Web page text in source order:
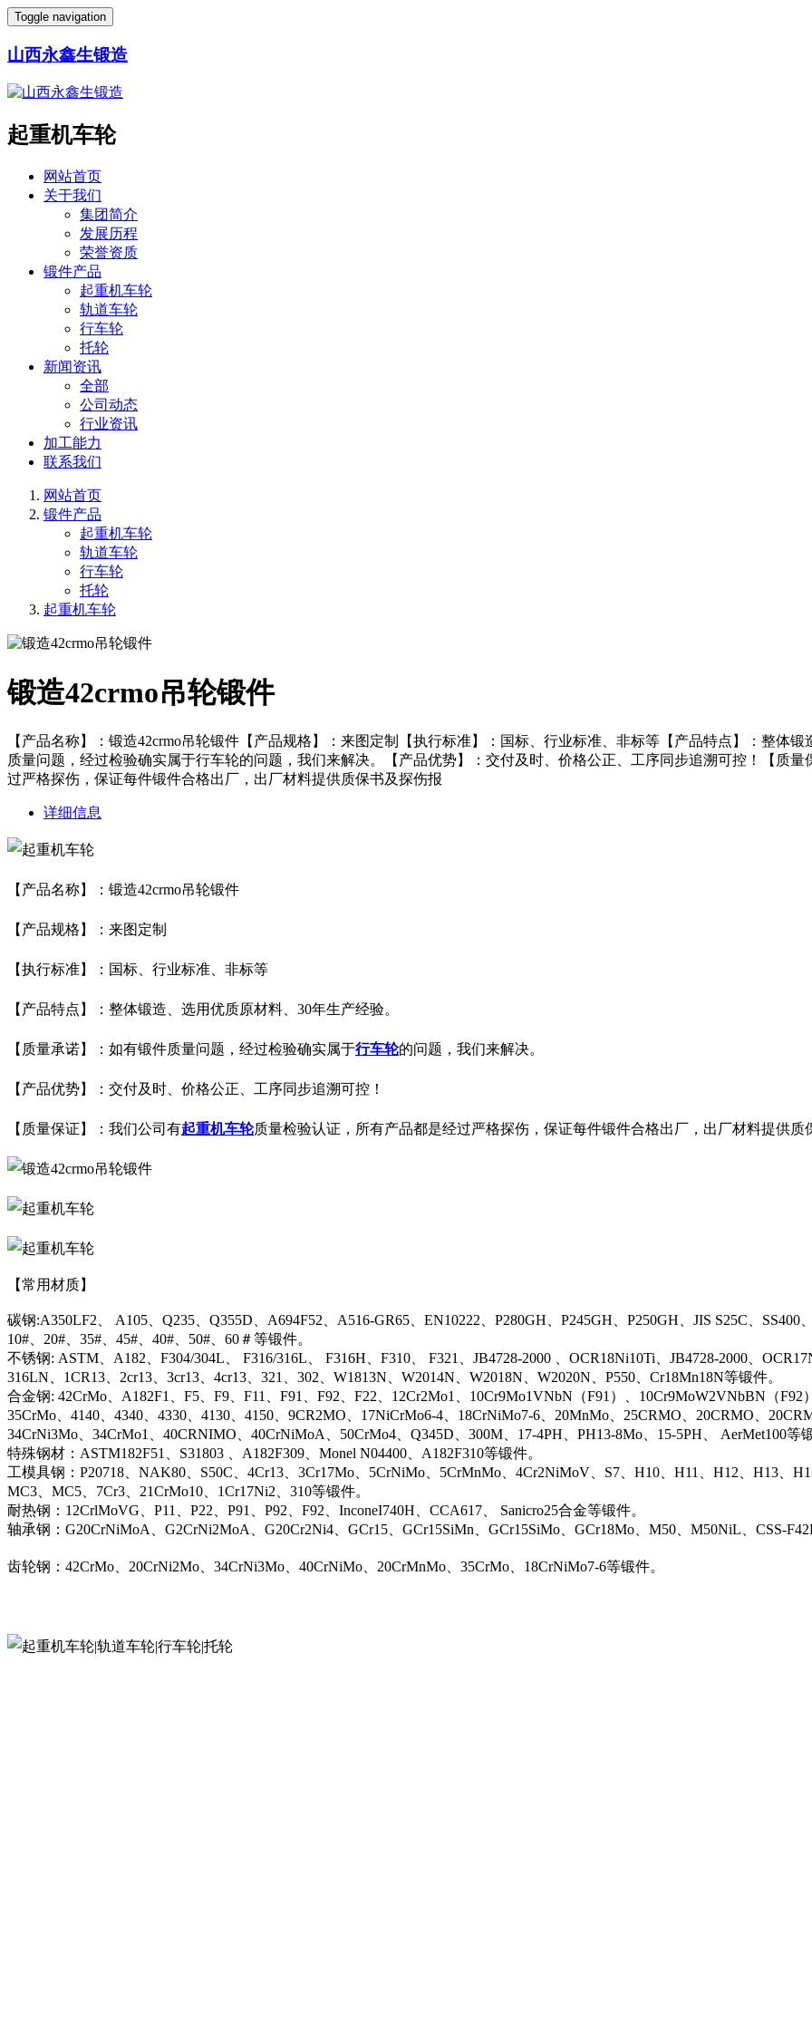
Toggle navigation
山西永鑫生锻造
起重机车轮
网站首页
关于我们
集团简介
发展历程
荣誉资质
锻件产品
起重机车轮
轨道车轮
行车轮
托轮
新闻资讯
全部
公司动态
行业资讯
加工能力
联系我们
网站首页
锻件产品
起重机车轮
轨道车轮
行车轮
托轮
起重机车轮
锻造42crmo吊轮锻件
【产品名称】：锻造42crmo吊轮锻件【产品规格】：来图定制【执行标准】：国标、行业标准、非标等【产品特点】：整体
质量问题，经过检验确实属于行车轮的问题，我们来解决。【产品优势】：交付及时、价格公正、工序同步追溯可控！【质
过严格探伤，保证每件锻件合格出厂，出厂材料提供质保书及探伤报
详细信息
【产品名称】： 锻造42crmo吊轮锻件
【产品规格】：来图定制
【执行标准】：国标、行业标准、非标等
【产品特点】：整体锻造、选用优质原材料、30年生产经验。
【质量承诺】：如有锻件质量问题，经过检验确实属于行车轮的问题，我们来解决。
【产品优势】：交付及时、价格公正、工序同步追溯可控！
【质量保证】：我们公司有起重机车轮质量检验认证，所有产品都是经过严格探伤，保证每件锻件合格出厂，出厂材料提供质
【常用材质】
碳钢:A350LF2、 A105、Q235、Q355D、A694F52、A516-GR65、EN10222、P280GH、P245GH、P250GH、JIS S25C、SS400
10#、20#、35#、45#、40#、50#、60＃等锻件。
不锈钢: ASTM、A182、F304/304L、 F316/316L、 F316H、F310、 F321、JB4728-2000 、OCR18Ni10Ti、JB4728-2000、
316LN、1CR13、2cr13、3cr13、4cr13、321、302、W1813N、W2014N、W2018N、W2020N、P550、Cr18Mn18N等锻件。
合金钢: 42CrMo、A182F1、F5、F9、F11、F91、F92、F22、12Cr2Mo1、10Cr9Mo1VNbN（F91）、10Cr9MoW2VNbBN（F92
35CrMo、4140、4340、4330、4130、4150、9CR2MO、17NiCrMo6-4、18CrNiMo7-6、20MnMo、25CRMO、20CRMO、
34CrNi3Mo、34CrMo1、40CRNIMO、40CrNiMoA、50CrMo4、Q345D、300M、17-4PH、PH13-8Mo、15-5PH、 AerMet100等
特殊钢材：ASTM182F51、S31803 、A182F309、Monel N04400、A182F310等锻件。
工模具钢：P20718、NAK80、S50C、4Cr13、3Cr17Mo、5CrNiMo、5CrMnMo、4Cr2NiMoV、S7、H10、H11、H12、H13、
MC3、MC5、7Cr3、21CrMo10、1Cr17Ni2、310等锻件。
耐热钢：12CrlMoVG、P11、P22、P91、P92、F92、InconeI740H、CCA617、 Sanicro25合金等锻件。
轴承钢：G20CrNiMoA、G2CrNi2MoA、G20Cr2Ni4、GCr15、GCr15SiMn、GCr15SiMo、GCr18Mo、M50、M50NiL、CSS-
齿轮钢：42CrMo、20CrNi2Mo、34CrNi3Mo、40CrNiMo、20CrMnMo、35CrMo、18CrNiMo7-6等锻件。